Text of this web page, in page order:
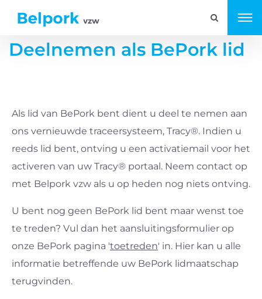
Deelnemen als BePork lid
Als lid van BePork bent dient u deel te nemen aan
ons vernieuwde traceersysteem, Tracy®. Indien u
reeds lid bent, ontving u een activatiemail voor het
activeren van uw Tracy® portaal. Neem contact op
met Belpork vzw als u op heden nog niets ontving.
U bent nog geen BePork lid bent maar wenst toe
te treden? Vul dan het aansluitingsformulier op
onze BePork pagina 'toetreden' in. Hier kan u alle
informatie betreffende uw BePork lidmaatschap
terugvinden.